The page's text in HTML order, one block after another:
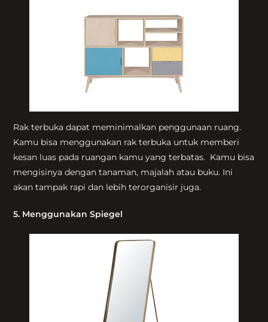
Rak terbuka dapat meminimalkan penggunaan ruang.
Kamu bisa menggunakan rak terbuka untuk memberi
kesan luas pada ruangan kamu yang terbatas. Kamu bisa
mengisinya dengan tanaman, majalah atau buku. Ini
akan tampak rapi dan lebih terorganisir juga.
5. Menggunakan Spiegel